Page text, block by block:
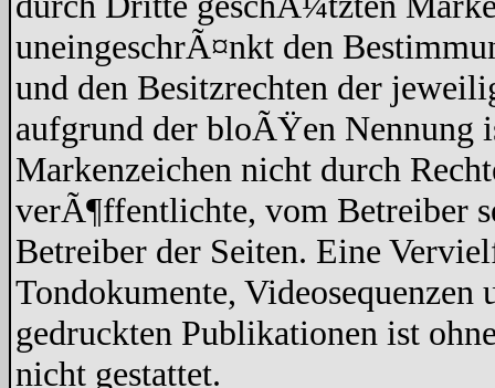
uneingeschrÃ¤nkt den
und den Besitzrechten der
aufgrund der bloÃŸen Nennung
Markenzeichen nicht durch
verÃ¶ffentlichte, vom Betreiber
Betreiber der Seiten. Eine
Tondokumente, Videosequenzen
gedruckten Publikationen ist
nicht gestattet.